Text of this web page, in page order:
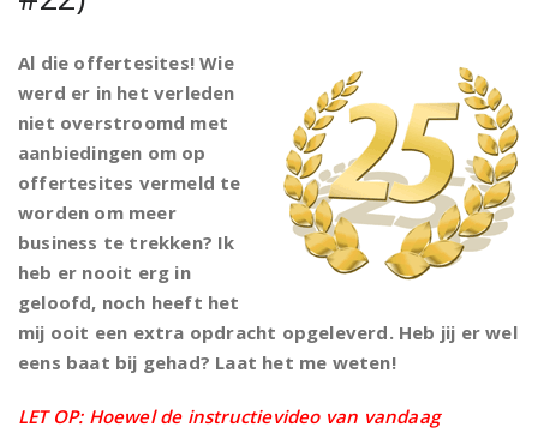
Al die offertesites! Wie
werd er in het verleden
niet overstroomd met
aanbiedingen om op
offertesites vermeld te
worden om meer
business te trekken? Ik
heb er nooit erg in
geloofd, noch heeft het
mij ooit een extra opdracht opgeleverd. Heb jij er wel
eens baat bij gehad? Laat het me weten!
LET OP: Hoewel de instructievideo van vandaag